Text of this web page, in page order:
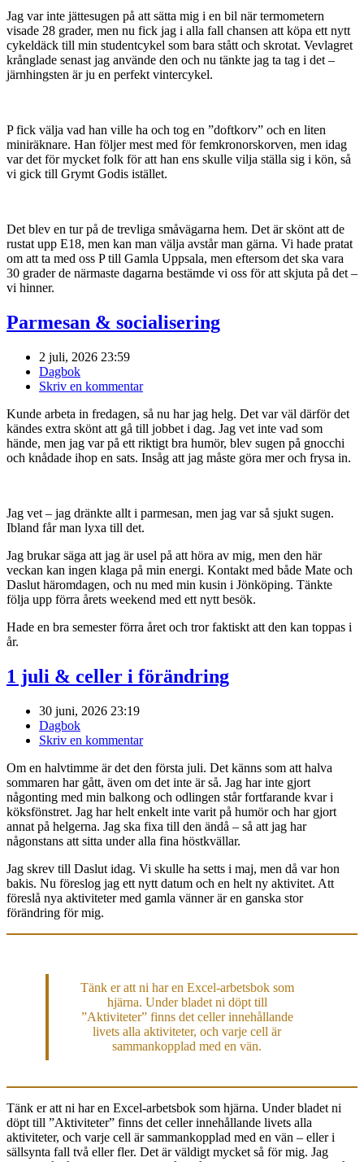
Jag var inte jättesugen på att sätta mig i en bil när termometern
visade 28 grader, men nu fick jag i alla fall chansen att köpa ett nytt
cykeldäck till min studentcykel som bara stått och skrotat. Vevlagret
krånglade senast jag använde den och nu tänkte jag ta tag i det –
järnhingsten är ju en perfekt vintercykel.
P fick välja vad han ville ha och tog en ”doftkorv” och en liten
miniräknare. Han följer mest med för femkronorskorven, men idag
var det för mycket folk för att han ens skulle vilja ställa sig i kön, så
vi gick till Grymt Godis istället.
Det blev en tur på de trevliga småvägarna hem. Det är skönt att de
rustat upp E18, men kan man välja avstår man gärna. Vi hade pratat
om att ta med oss P till Gamla Uppsala, men eftersom det ska vara
30 grader de närmaste dagarna bestämde vi oss för att skjuta på det –
vi hinner.
Parmesan & socialisering
2 juli, 2026 23:59
Dagbok
Skriv en kommentar
Kunde arbeta in fredagen, så nu har jag helg. Det var väl därför det
kändes extra skönt att gå till jobbet i dag. Jag vet inte vad som
hände, men jag var på ett riktigt bra humör, blev sugen på gnocchi
och knådade ihop en sats. Insåg att jag måste göra mer och frysa in.
Jag vet – jag dränkte allt i parmesan, men jag var så sjukt sugen.
Ibland får man lyxa till det.
Jag brukar säga att jag är usel på att höra av mig, men den här
veckan kan ingen klaga på min energi. Kontakt med både Mate och
Daslut häromdagen, och nu med min kusin i Jönköping. Tänkte
följa upp förra årets weekend med ett nytt besök.
Hade en bra semester förra året och tror faktiskt att den kan toppas i
år.
1 juli & celler i förändring
30 juni, 2026 23:19
Dagbok
Skriv en kommentar
Om en halvtimme är det den första juli. Det känns som att halva
sommaren har gått, även om det inte är så. Jag har inte gjort
någonting med min balkong och odlingen står fortfarande kvar i
köksfönstret. Jag har helt enkelt inte varit på humör och har gjort
annat på helgerna. Jag ska fixa till den ändå – så att jag har
någonstans att sitta under alla fina höstkvällar.
Jag skrev till Daslut idag. Vi skulle ha setts i maj, men då var hon
bakis. Nu föreslog jag ett nytt datum och en helt ny aktivitet. Att
föreslå nya aktiviteter med gamla vänner är en ganska stor
förändring för mig.
Tänk er att ni har en Excel-arbetsbok som
hjärna. Under bladet ni döpt till
”Aktiviteter” finns det celler innehållande
livets alla aktiviteter, och varje cell är
sammankopplad med en vän.
Tänk er att ni har en Excel-arbetsbok som hjärna. Under bladet ni
döpt till ”Aktiviteter” finns det celler innehållande livets alla
aktiviteter, och varje cell är sammankopplad med en vän – eller i
sällsynta fall två eller fler. Det är väldigt mycket så för mig. Jag